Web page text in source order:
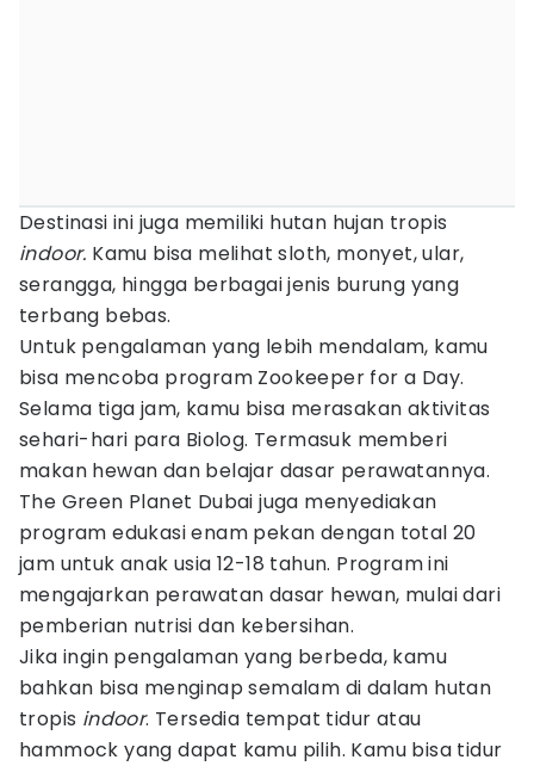
Destinasi ini juga memiliki hutan hujan tropis
indoor. Kamu bisa melihat sloth, monyet, ular,
serangga, hingga berbagai jenis burung yang
terbang bebas.
Untuk pengalaman yang lebih mendalam, kamu
bisa mencoba program Zookeeper for a Day.
Selama tiga jam, kamu bisa merasakan aktivitas
sehari-hari para Biolog. Termasuk memberi
makan hewan dan belajar dasar perawatannya.
The Green Planet Dubai juga menyediakan
program edukasi enam pekan dengan total 20
jam untuk anak usia 12-18 tahun. Program ini
mengajarkan perawatan dasar hewan, mulai dari
pemberian nutrisi dan kebersihan.
Jika ingin pengalaman yang berbeda, kamu
bahkan bisa menginap semalam di dalam hutan
tropis indoor. Tersedia tempat tidur atau
hammock yang dapat kamu pilih. Kamu bisa tidur